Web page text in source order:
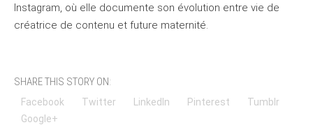
Instagram, où elle documente son évolution entre vie de
créatrice de contenu et future maternité.
SHARE THIS STORY ON:
Facebook Twitter LinkedIn Pinterest
Tumblr
Google+